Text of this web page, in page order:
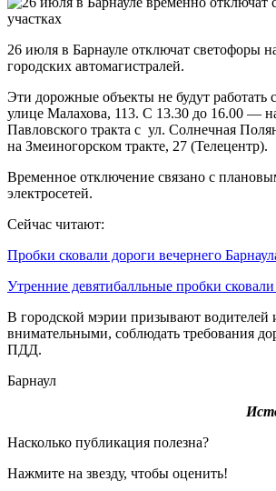
26 июля в Барнауле отключат светофоры
городских автомагистралей.
Эти дорожные объекты не будут работать
улице Малахова, 113. С 13.30 до 16.00 —
Павловского тракта с ул. Солнечная
на Змеиногорском тракте, 27 (Телецентр).
Временное отключение связано с
электросетей.
Сейчас читают:
Пробки сковали дороги вечернего
Утренние девятибалльные пробки
В городской мэрии призывают водителей
внимательными, соблюдать требования
ПДД.
Барнаул
Насколько публикация полезна?
Нажмите на звезду, чтобы оценить!